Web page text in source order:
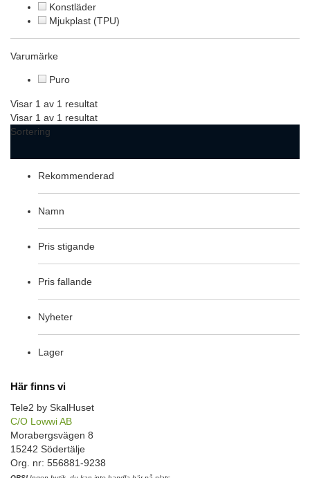
Konstläder
Mjukplast (TPU)
Varumärke
Puro
Visar 1 av 1 resultat
Visar 1 av 1 resultat
Sortering
Rekommenderad
Namn
Pris stigande
Pris fallande
Nyheter
Lager
Här finns vi
Tele2 by SkalHuset
C/O Lowwi AB
Morabergsvägen 8
15242 Södertälje
Org. nr: 556881-9238